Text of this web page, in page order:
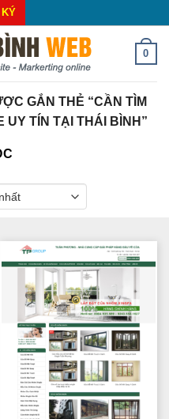
0
GẮN THẺ “CẦN TÌM
UY TÍN TẠI THÁI BÌNH”